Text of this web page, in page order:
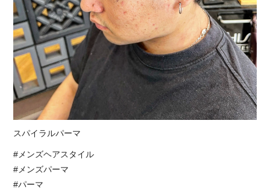
スパイラルパーマ
#メンズヘアスタイル
#メンズパーマ
#パーマ